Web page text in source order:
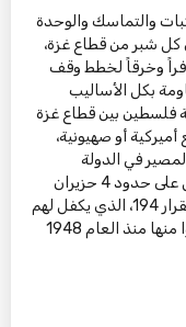
والتماسك والوحدة
كل شبر من قطاع غزة،
وخرقاً لخطط وقف
بكل الأساليب
فلسطين بين قطاع غزة
أو صهيونية،
في الدولة
الفلسطينية كاملة السيادة وعاصمتها القدس على حدود 4 حزيران
(يونيو) 1967، وحل قضية اللاجئين بموجب القرار 194، الذي يكفل لهم
حق العودة إلى الديار والممتلكات التي هجروا منها منذ العام 1948